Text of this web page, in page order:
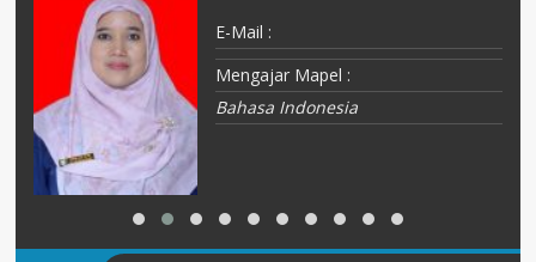
E-Mail :
Mengajar Mapel :
Bahasa Indonesia